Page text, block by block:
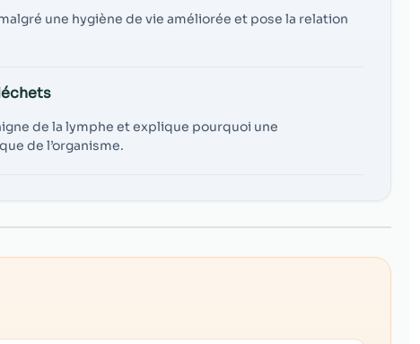
une hygiène de vie améliorée et pose la relation
de la lymphe et explique pourquoi une
de l’organisme.